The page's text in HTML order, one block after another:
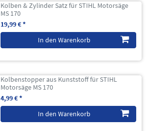
Kolben & Zylinder Satz für STIHL Motorsäge
MS 170
19,99 € *
In den Warenkorb
Kolbenstopper aus Kunststoff für STIHL
Motorsäge MS 170
4,99 € *
In den Warenkorb